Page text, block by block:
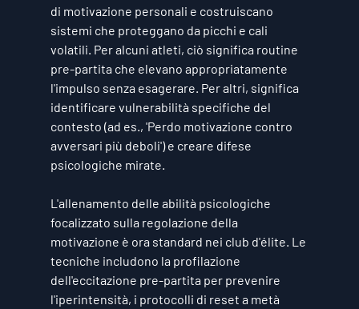
di motivazione personali e costruiscano
sistemi che proteggano da picchi e cali
volatili. Per alcuni atleti, ciò significa routine
pre-partita che elevano appropriatamente
l'impulso senza esagerare. Per altri, significa
identificare vulnerabilità specifiche del
contesto (ad es., 'Perdo motivazione contro
avversari più deboli') e creare difese
psicologiche mirate.
L'allenamento delle abilità psicologiche
focalizzato sulla regolazione della
motivazione è ora standard nei club d'élite. Le
tecniche includono la profilazione
dell'eccitazione pre-partita per prevenire
l'iperintensità, i protocolli di reset a metà